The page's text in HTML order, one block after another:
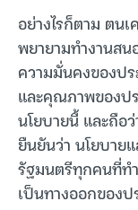
อย่างไรก็ตาม ตน
พยายามทำงานสน
ความมั่นคงของป
และคุณภาพของป
นโยบายนี้ และถือ
ยืนยันว่า นโยบาย
รัฐมนตรีทุกคนที่ท
เป็นทางออกของป